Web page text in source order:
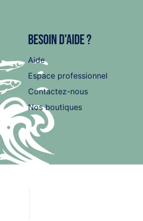
Besoin d'aide ?
Aide
Espace professionnel
Contactez-nous
Nos boutiques